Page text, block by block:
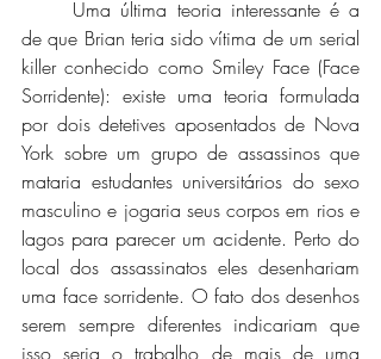
de que Brian teria sido vítima de um serial
killer conhecido como Smiley Face (Face
Sorridente): existe uma teoria formulada
por dois detetives aposentados de Nova
York sobre um grupo de assassinos que
mataria estudantes universitários do sexo
masculino e jogaria seus corpos em rios e
lagos para parecer um acidente. Perto do
local dos assassinatos eles desenhariam
uma face sorridente. O fato dos desenhos
serem sempre diferentes indicariam que
isso seria o trabalho de mais de uma